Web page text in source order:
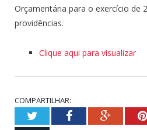
Orçamentária para o exercício de
providências.
Clique aqui para visualizar
COMPARTILHAR:
TwitterFacebookGoogle+